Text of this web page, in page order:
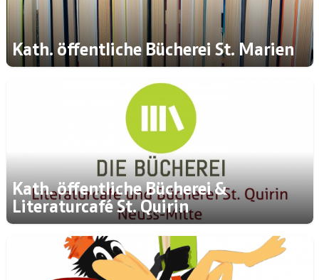
Kath. öffentliche Bücherei St. Marien
Kath. öffentliche Bücherei &
Literaturcafé St. Quirin